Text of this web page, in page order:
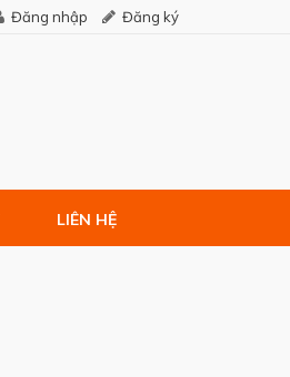
Đăng nhập Đăng ký
LIÊN HỆ